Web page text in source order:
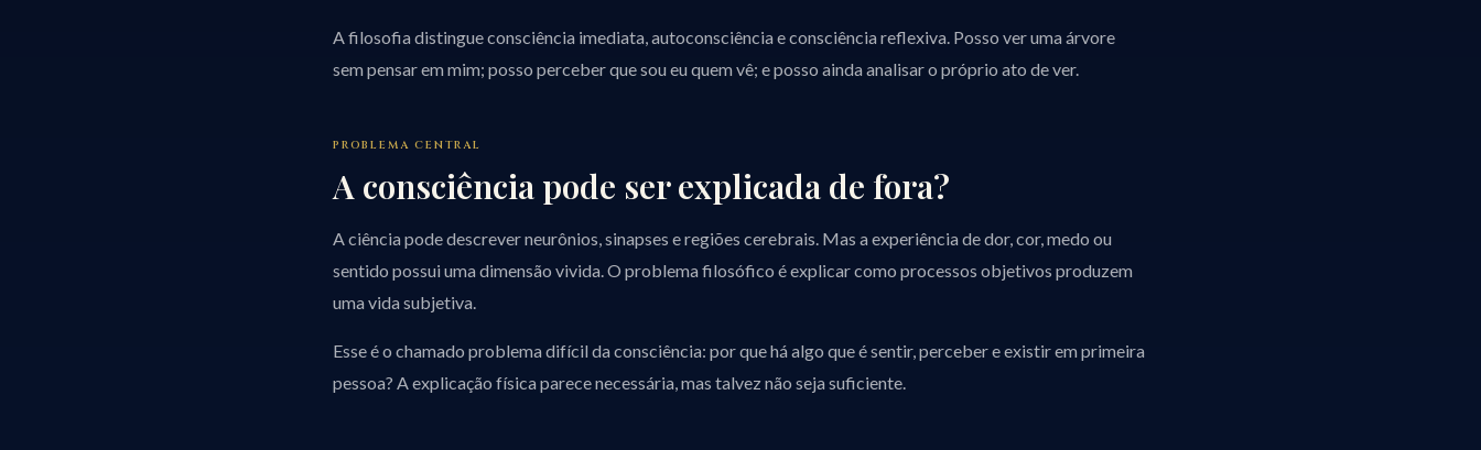
A filosofia distingue consciência imediata, autoconsciência e consciência reflexiva. Posso ver uma árvore
sem pensar em mim; posso perceber que sou eu quem vê; e posso ainda analisar o próprio ato de ver.
PROBLEMA CENTRAL
A consciência pode ser explicada de fora?
A ciência pode descrever neurônios, sinapses e regiões cerebrais. Mas a experiência de dor, cor, medo ou
sentido possui uma dimensão vivida. O problema filosófico é explicar como processos objetivos produzem
uma vida subjetiva.
Esse é o chamado problema difícil da consciência: por que há algo que é sentir, perceber e existir em primeira
pessoa? A explicação física parece necessária, mas talvez não seja suficiente.